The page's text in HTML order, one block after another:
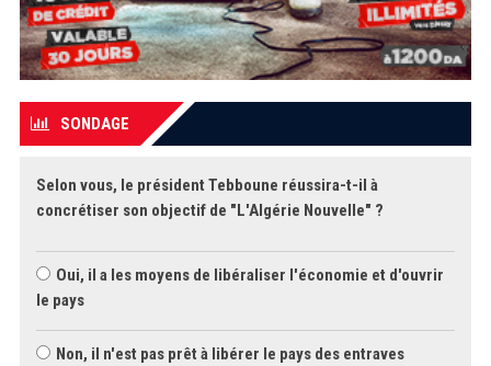
SONDAGE
Selon vous, le président Tebboune réussira-t-il à
concrétiser son objectif de "L'Algérie Nouvelle" ?
Oui, il a les moyens de libéraliser l'économie et d'ouvrir
le pays
Non, il n'est pas prêt à libérer le pays des entraves